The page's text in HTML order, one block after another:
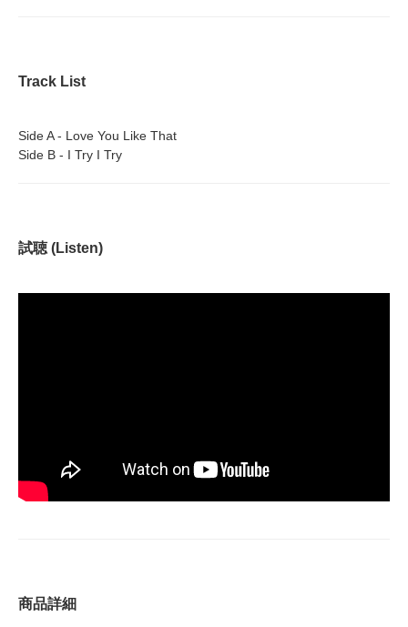
Track List
Side A - Love You Like That
Side B - I Try I Try
試聴 (Listen)
商品詳細